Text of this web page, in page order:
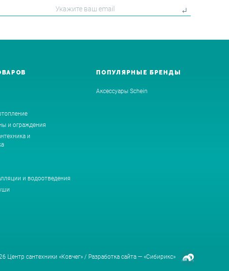
и ограждения
и
и водоотведения
ПОПУЛЯРНЫЕ БРЕНДЫ
Аксессуары Schein
Центр сантехники «Ковчег» / Разработка сайта — «Сибирикс»